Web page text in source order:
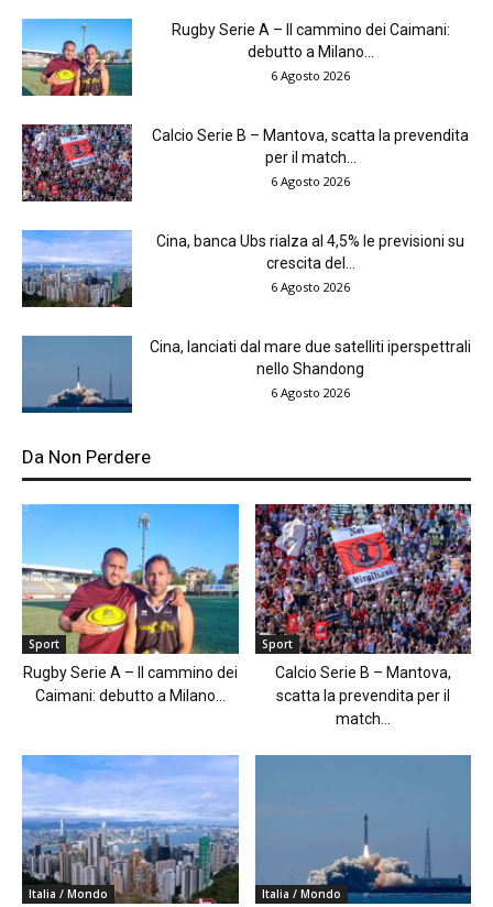
Rugby Serie A – Il cammino dei Caimani:
debutto a Milano...
6 Agosto 2026
Calcio Serie B – Mantova, scatta la prevendita
per il match...
6 Agosto 2026
Cina, banca Ubs rialza al 4,5% le previsioni su
crescita del...
6 Agosto 2026
Cina, lanciati dal mare due satelliti iperspettrali
nello Shandong
6 Agosto 2026
Da Non Perdere
Sport
Rugby Serie A – Il cammino dei
Caimani: debutto a Milano...
Sport
Calcio Serie B – Mantova,
scatta la prevendita per il
match...
Italia / Mondo Italia / Mondo